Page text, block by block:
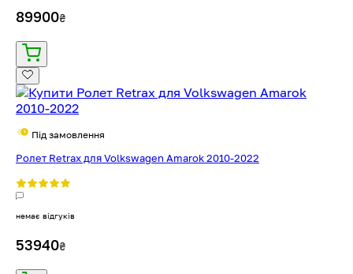
89900₴
Під замовлення
Ролет Retrax для Volkswagen Amarok 2010-2022
немає відгуків
53940₴